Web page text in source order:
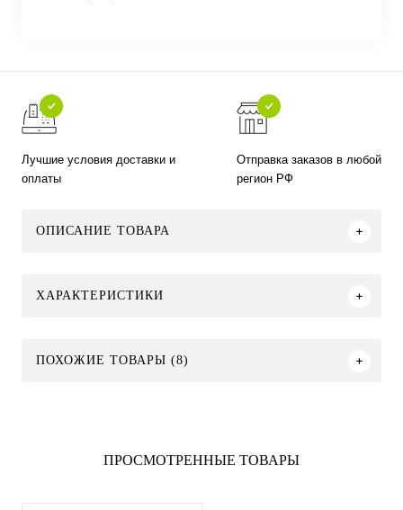
Лучшие условия доставки и
оплаты
Отправка заказов в любой
регион РФ
ОПИСАНИЕ ТОВАРА
ХАРАКТЕРИСТИКИ
ПОХОЖИЕ ТОВАРЫ (8)
ПРОСМОТРЕННЫЕ ТОВАРЫ